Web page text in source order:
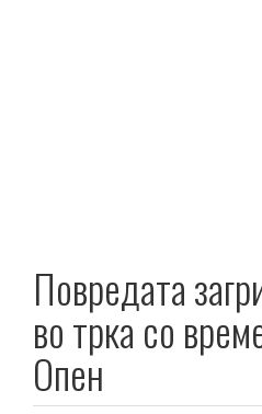
Повредата
во трка со
Опен